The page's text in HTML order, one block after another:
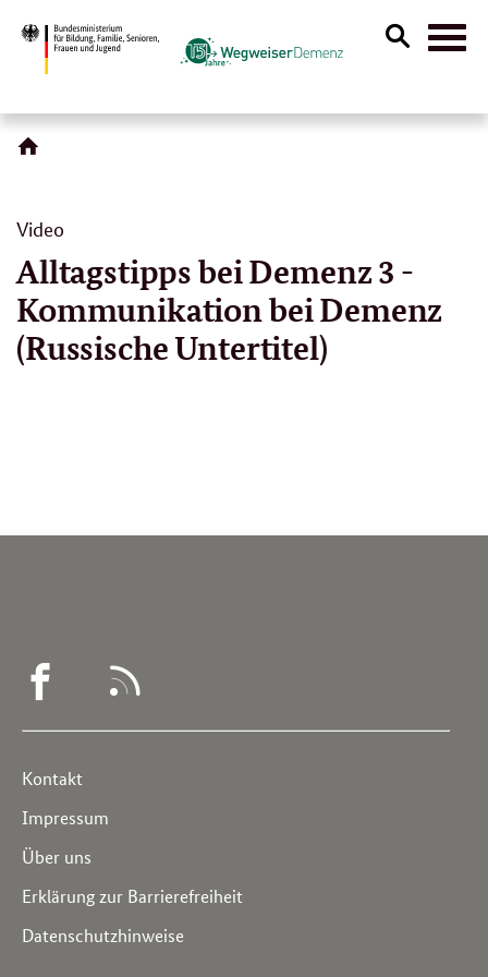
Suche
Alltagstipps bei Demenz 3 -
Kommunikation bei Demenz
(Russische Untertitel)
Video
WEGWEISER
Service
Navigation
Kontakt
Impressum
Über uns
Erklärung zur Barrierefreiheit
Datenschutzhinweise